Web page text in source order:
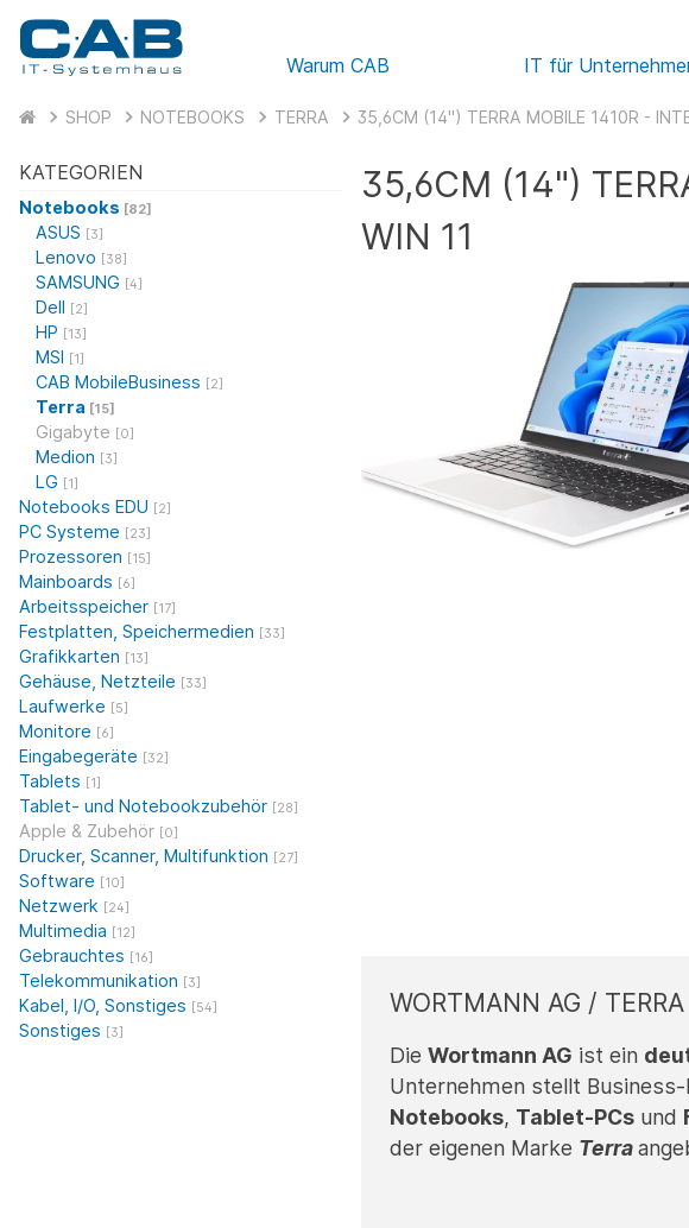
Warum CAB IT für
SHOP NOTEBOOKS TERRA 35,6CM (14") TERRA MOBILE 1410R -
KATEGORIEN
Notebooks [82]
ASUS [3]
Lenovo [38]
SAMSUNG [4]
Dell [2]
HP [13]
MSI [1]
CAB MobileBusiness [2]
Terra [15]
Gigabyte [0]
Medion [3]
LG [1]
Notebooks EDU [2]
PC Systeme [23]
Prozessoren [15]
Mainboards [6]
Arbeitsspeicher [17]
Festplatten, Speichermedien [33]
Grafikkarten [13]
Gehäuse, Netzteile [33]
Laufwerke [5]
Monitore [6]
Eingabegeräte [32]
Tablets [1]
Tablet- und Notebookzubehör [28]
Apple & Zubehör [0]
Drucker, Scanner, Multifunktion [27]
Software [10]
Netzwerk [24]
Multimedia [12]
Gebrauchtes [16]
Telekommunikation [3]
Kabel, I/O, Sonstiges [54]
Sonstiges [3]
35,6CM (14")
WIN 11
WORTMANN AG / TERRA
Die Wortmann AG ist ein
Unternehmen stellt
Notebooks, Tablet-PCs und
der eigenen Marke Terra